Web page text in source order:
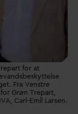
for at
Fra Venstre
Grøn Trepart,
Carl-Emil Larsen.